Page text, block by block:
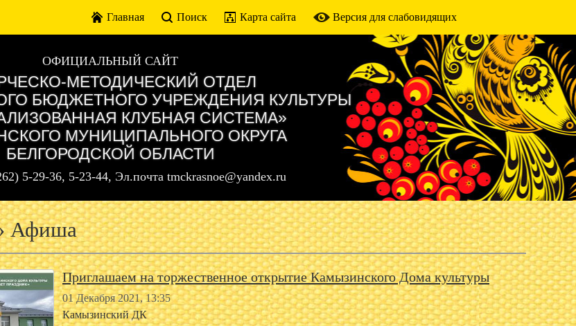
Главная Поиск Карта сайта Версия для слабовидящих
ОФИЦИАЛЬНЫЙ САЙТ
МЕТОДИЧЕСКИЙ ОТДЕЛ
БЮДЖЕТНОГО УЧРЕЖДЕНИЯ КУЛЬТУРЫ
КЛУБНАЯ СИСТЕМА»
МУНИЦИПАЛЬНОГО ОКРУГА
БЕЛГОРОДСКОЙ ОБЛАСТИ
5-29-36, 5-23-44, Эл.почта tmckrasnoe@yandex.ru
Афиша
Приглашаем на торжественное открытие Камызинского Дома культуры
01 Декабря 2021, 13:35
Камызинский ДК